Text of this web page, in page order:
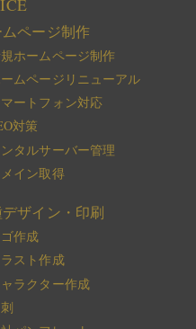
ページ制作
ホームページ制作
ムページリニューアル
ートフォン対応
対策
タルサーバー管理
メイン取得
ザイン・印刷
作成
スト作成
ラクター作成